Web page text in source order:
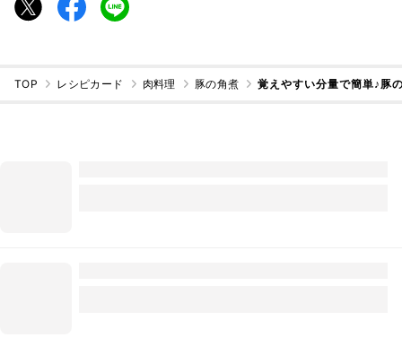
TOP レシピカード 肉料理 豚の角煮 覚えやすい分量で簡単♪豚